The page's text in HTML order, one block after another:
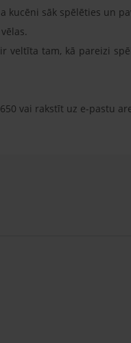
kucēni sāk spēlēties un
veltīta tam, kā pareizi
vai rakstīt uz e-pastu